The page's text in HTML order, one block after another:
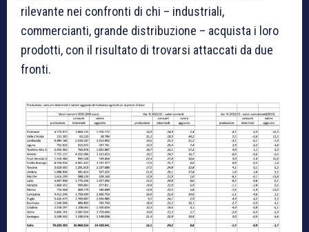
rilevante nei confronti di chi – industriali,
commercianti, grande distribuzione – acquista i loro
prodotti, con il risultato di trovarsi attaccati da due
fronti.